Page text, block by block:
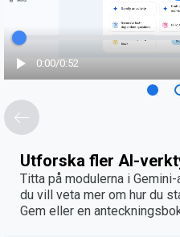
Förfluten tid
0:00/Totalt
0:52
Utforska fler AI-
Titta på modulerna i
du vill veta mer om hur du
Gem eller en